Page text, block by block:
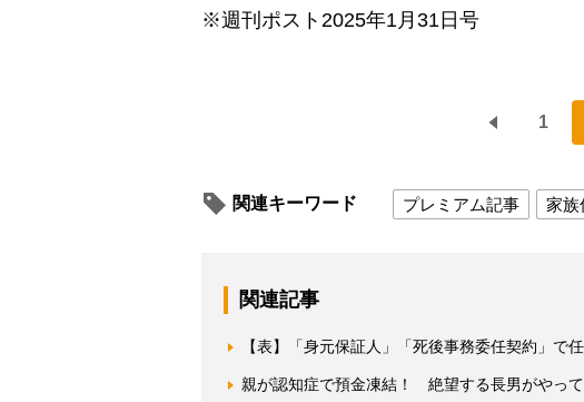
※週刊ポスト2025年1月31日号
1
関連キーワード プレミアム記事 家族
関連記事
【表】「身元保証人」「死後事務委任契約」で
親が認知症で預金凍結！ 絶望する長男がやっ